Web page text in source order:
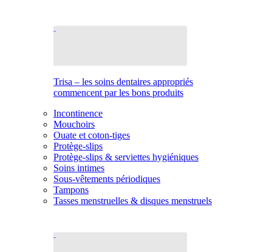
Trisa – les soins dentaires appropriés
commencent par les bons produits
Incontinence
Mouchoirs
Ouate et coton-tiges
Protège-slips
Protège-slips & serviettes hygiéniques
Soins intimes
Sous-vêtements périodiques
Tampons
Tasses menstruelles & disques menstruels